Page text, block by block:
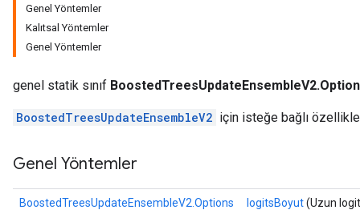
Genel Yöntemler
Kalıtsal Yöntemler
Genel Yöntemler
genel statik sınıf
BoostedTreesUpdateEnsembleV2 için isteğe bağlı
Genel Yöntemler
BoostedTreesUpdateEnsembleV2.Options logitsBoyut(Uzun